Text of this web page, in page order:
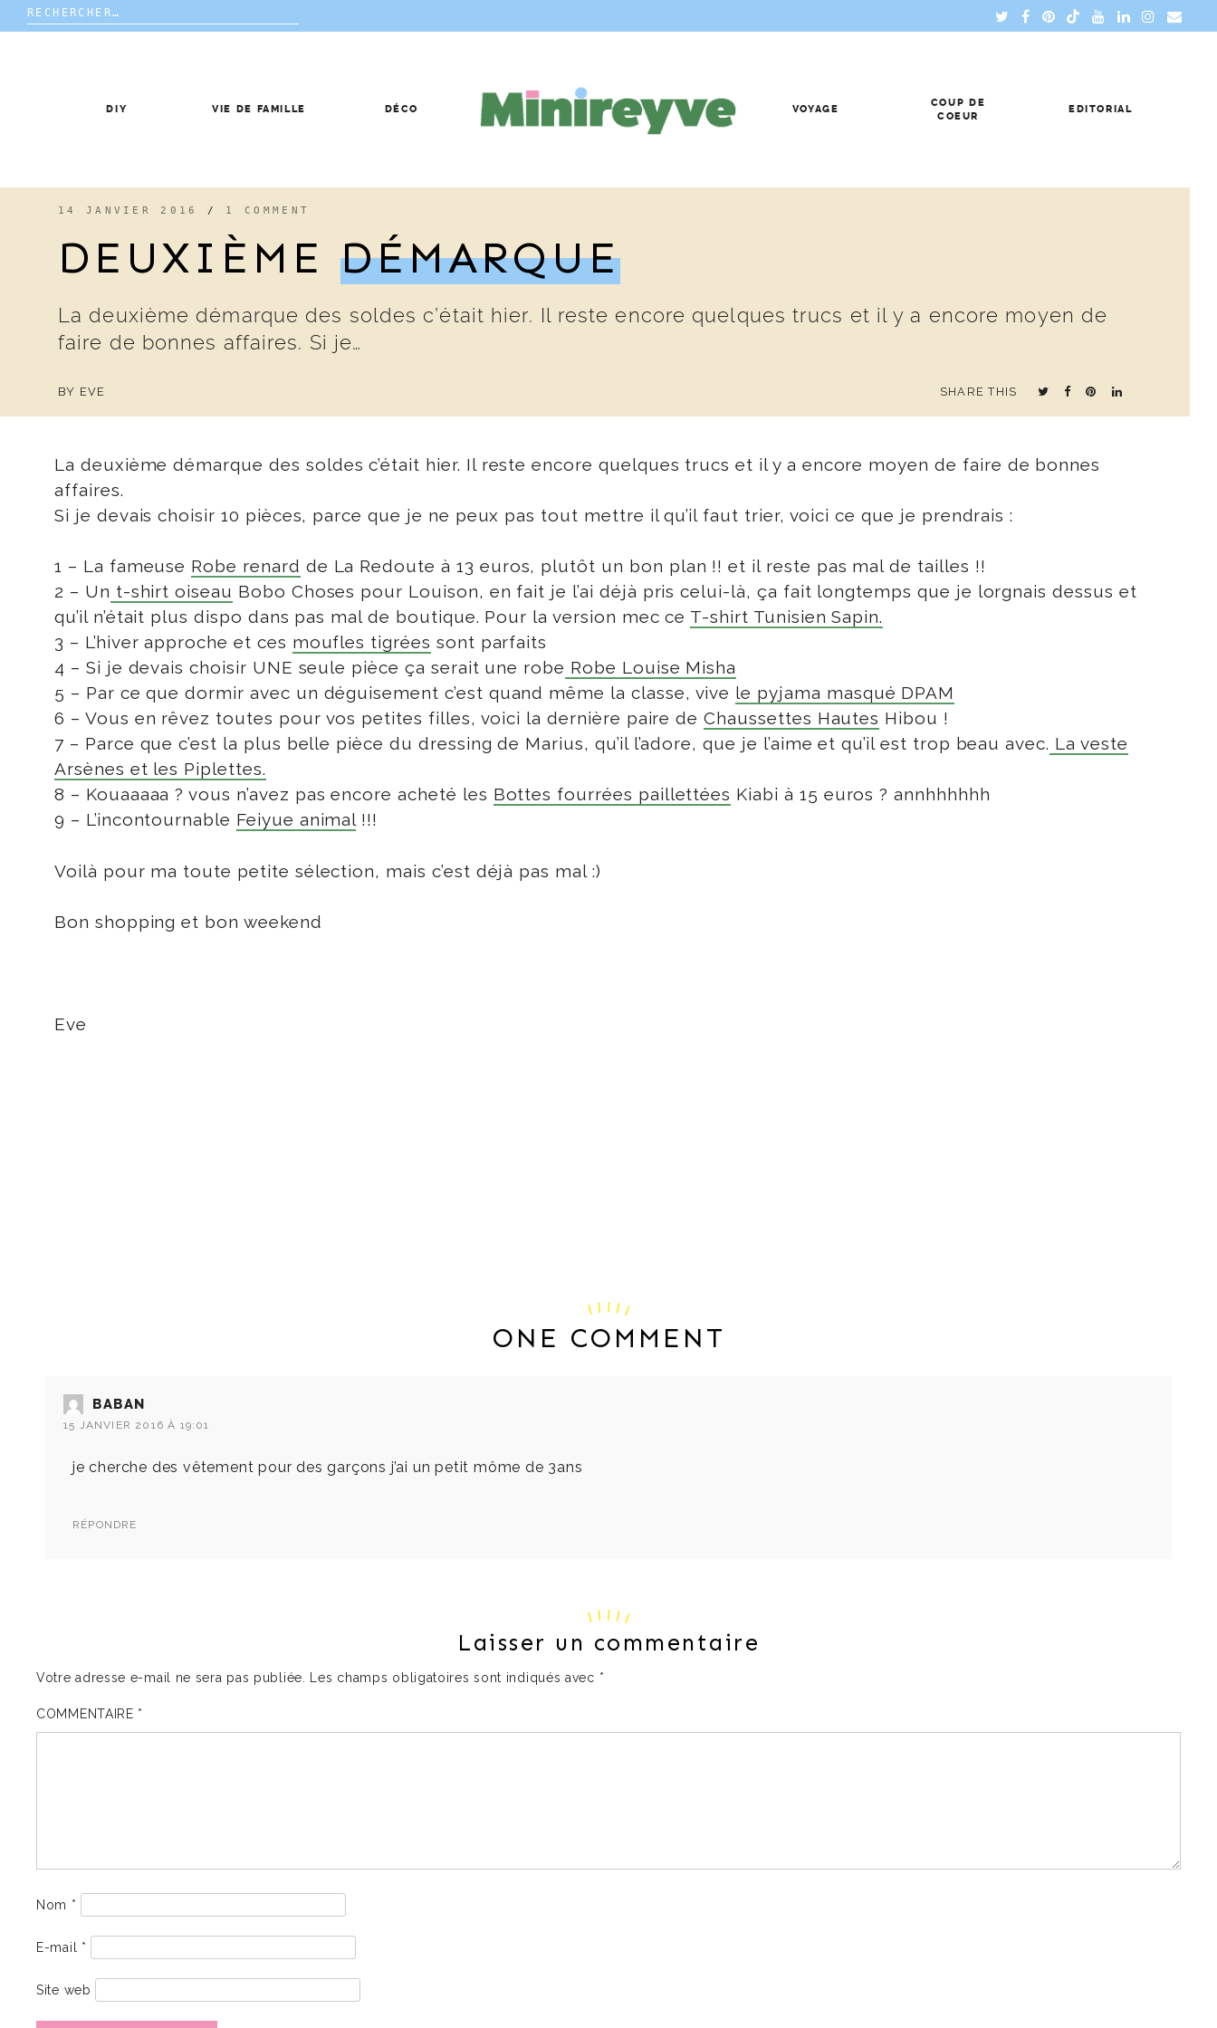
Rechercher :
DIY VIE DE FAMILLE DÉCO VOYAGE
COUP DE
COEUR
EDITORIAL
14 JANVIER 2016 / 1 COMMENT
DEUXIÈMEDÉMARQUE
La deuxième démarque des soldes c’était hier. Il reste encore quelques trucs et il y a encore moyen de
faire de bonnes affaires. Si je…
BY EVE SHARE THIS
La deuxième démarque des soldes c’était hier. Il reste encore quelques trucs et il y a encore moyen de faire de bonnes
affaires.
Si je devais choisir 10 pièces, parce que je ne peux pas tout mettre il qu’il faut trier, voici ce que je prendrais :
1 – La fameuse Robe renard de La Redoute à 13 euros, plutôt un bon plan !! et il reste pas mal de tailles !!
2 – Un t-shirt oiseau Bobo Choses pour Louison, en fait je l’ai déjà pris celui-là, ça fait longtemps que je lorgnais dessus et
qu’il n’était plus dispo dans pas mal de boutique. Pour la version mec ce T-shirt Tunisien Sapin.
3 – L’hiver approche et ces moufles tigrées sont parfaits
4 – Si je devais choisir UNE seule pièce ça serait une robe Robe Louise Misha
5 – Par ce que dormir avec un déguisement c’est quand même la classe, vive le pyjama masqué DPAM
6 – Vous en rêvez toutes pour vos petites filles, voici la dernière paire deChaussettes Hautes Hibou !
7 – Parce que c’est la plus belle pièce du dressing de Marius, qu’il l’adore, que je l’aime et qu’il est trop beau avec. La veste
Arsènes et les Piplettes.
8 – Kouaaaaa ? vous n’avez pas encore acheté les Bottes fourrées paillettées Kiabi à 15 euros ? annhhhhhh
9 – L’incontournable Feiyue animal !!!
Voilà pour ma toute petite sélection, mais c’est déjà pas mal :)
Bon shopping et bon weekend
Eve
ONE COMMENT
BABAN
15 JANVIER 2016 À 19:01
je cherche des vêtement pour des garçons j’ai un petit môme de 3ans
RÉPONDRE
Laisser un commentaire
Votre adresse e-mail ne sera pas publiée. Les champs obligatoires sont indiqués avec *
COMMENTAIRE *
Nom *
E-mail *
Site web